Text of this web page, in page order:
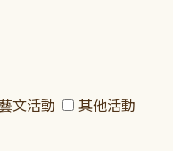
文活動 其他活動